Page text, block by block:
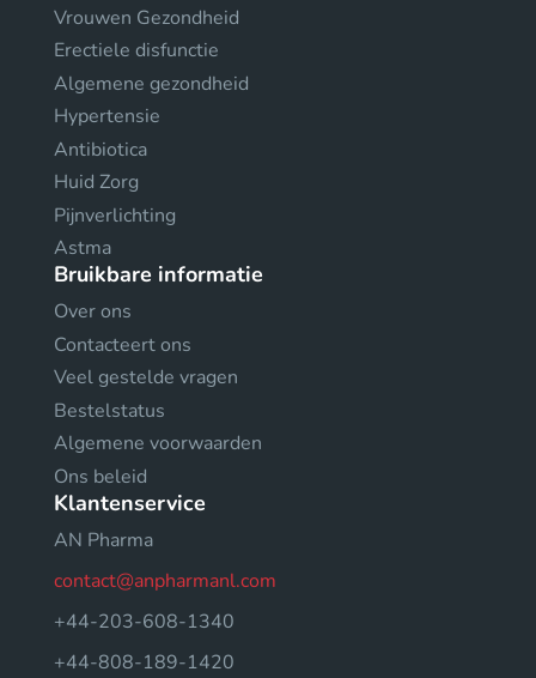
Vrouwen Gezondheid
Erectiele disfunctie
Algemene gezondheid
Hypertensie
Antibiotica
Huid Zorg
Pijnverlichting
Astma
Bruikbare informatie
Over ons
Contacteert ons
Veel gestelde vragen
Bestelstatus
Algemene voorwaarden
Ons beleid
Klantenservice
AN Pharma
contact@anpharmanl.com
+44-203-608-1340
+44-808-189-1420